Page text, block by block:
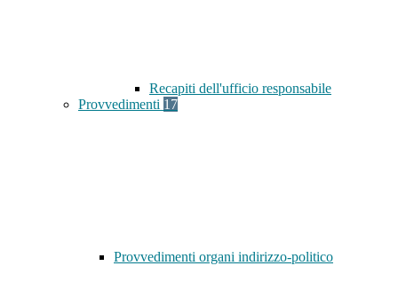
Recapiti dell'ufficio responsabile
Provvedimenti 17
Provvedimenti organi indirizzo-politico